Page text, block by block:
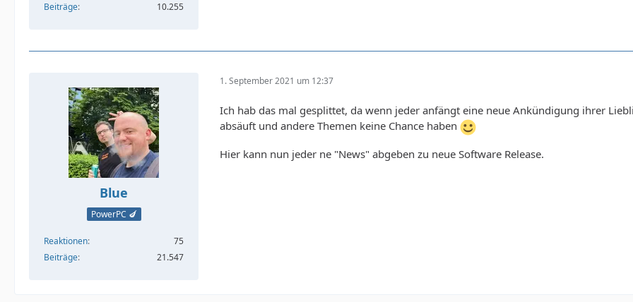
Beiträge
10.255
Blue
PowerPC 🍆
Reaktionen
75
Beiträge
21.547
1. September 2021 um 12:37
Ich hab das mal gesplittet, da wenn jeder anfängt eine neue Ankündigung ihrer
absäuft und andere Themen keine Chance haben
Hier kann nun jeder ne "News" abgeben zu neue Software Release.